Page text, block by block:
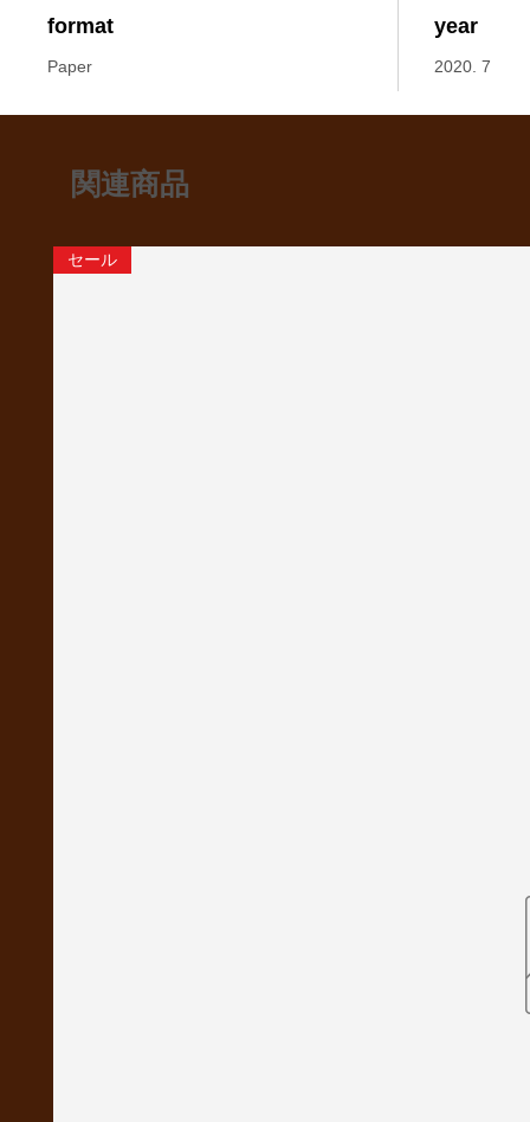
format
Paper
year
2020. 7
関連商品
セール